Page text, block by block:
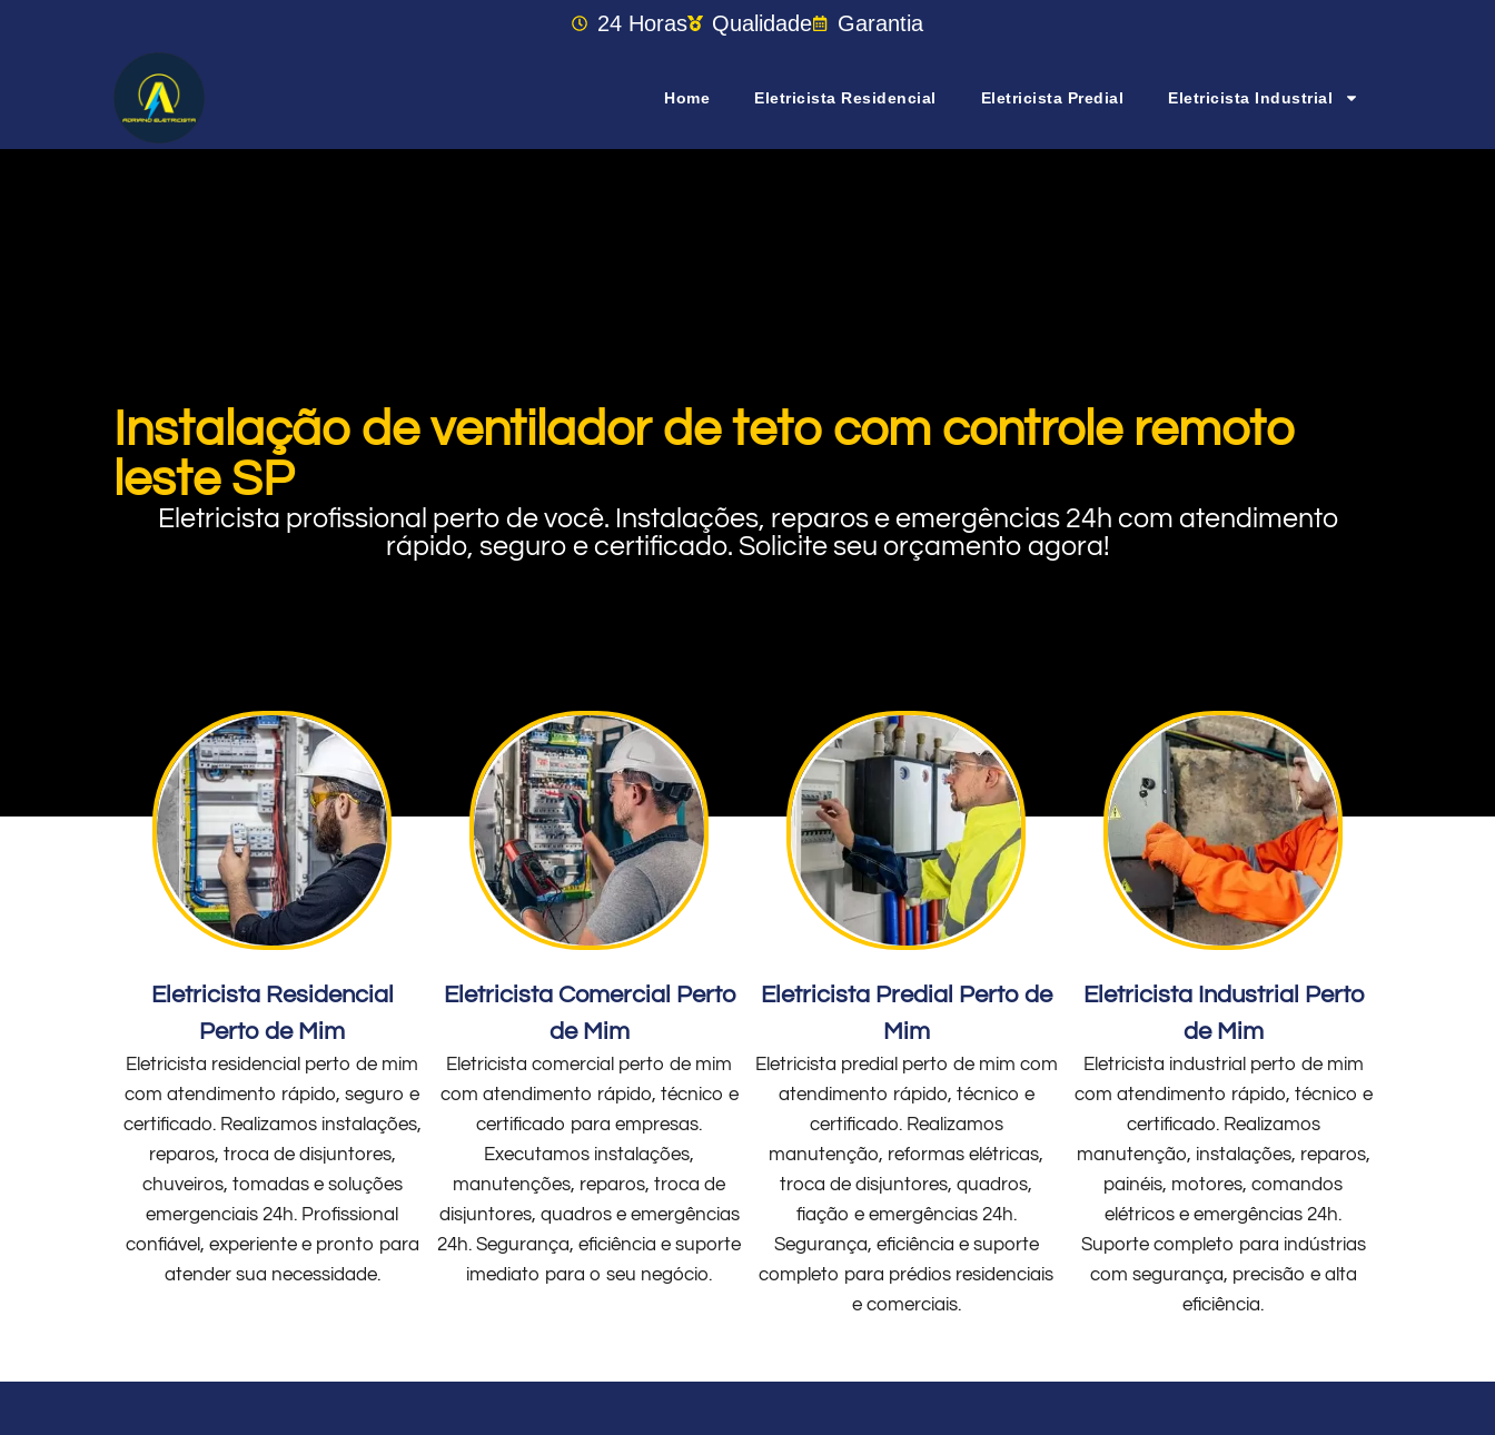
24 Horas Qualidade Garantia
Home Eletricista Residencial Eletricista Predial Eletricista Industrial
Instalação de ventilador de teto com controle remoto
leste SP
Eletricista profissional perto de você. Instalações, reparos e emergências 24h com atendimento
rápido, seguro e certificado. Solicite seu orçamento agora!
Eletricista Residencial
Perto de Mim
Eletricista residencial perto de mim
com atendimento rápido, seguro e
certificado. Realizamos instalações,
reparos, troca de disjuntores,
chuveiros, tomadas e soluções
emergenciais 24h. Profissional
confiável, experiente e pronto para
atender sua necessidade.
Eletricista Comercial Perto
de Mim
Eletricista comercial perto de mim
com atendimento rápido, técnico e
certificado para empresas.
Executamos instalações,
manutenções, reparos, troca de
disjuntores, quadros e emergências
24h. Segurança, eficiência e suporte
imediato para o seu negócio.
Eletricista Predial Perto de
Mim
Eletricista predial perto de mim com
atendimento rápido, técnico e
certificado. Realizamos
manutenção, reformas elétricas,
troca de disjuntores, quadros,
fiação e emergências 24h.
Segurança, eficiência e suporte
completo para prédios residenciais
e comerciais.
Eletricista Industrial Perto
de Mim
Eletricista industrial perto de mim
com atendimento rápido, técnico e
certificado. Realizamos
manutenção, instalações, reparos,
painéis, motores, comandos
elétricos e emergências 24h.
Suporte completo para indústrias
com segurança, precisão e alta
eficiência.